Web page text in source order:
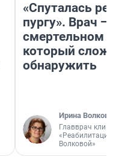
«Спуталась
пургу». Врач —
смертельном
который
обнаружить
Ирина Волкова
Главврач
«Реабилитация
Волковой»